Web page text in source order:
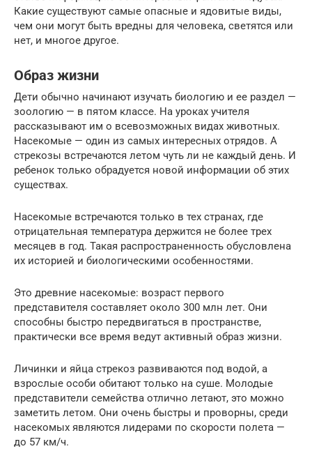
Какие существуют самые опасные и ядовитые виды,
чем они могут быть вредны для человека, светятся или
нет, и многое другое.
Образ жизни
Дети обычно начинают изучать биологию и ее раздел —
зоологию — в пятом классе. На уроках учителя
рассказывают им о всевозможных видах животных.
Насекомые — один из самых интересных отрядов. А
стрекозы встречаются летом чуть ли не каждый день. И
ребенок только обрадуется новой информации об этих
существах.
Насекомые встречаются только в тех странах, где
отрицательная температура держится не более трех
месяцев в год. Такая распространенность обусловлена
их историей и биологическими особенностями.
Это древние насекомые: возраст первого
представителя составляет около 300 млн лет. Они
способны быстро передвигаться в пространстве,
практически все время ведут активный образ жизни.
Личинки и яйца стрекоз развиваются под водой, а
взрослые особи обитают только на суше. Молодые
представители семейства отлично летают, это можно
заметить летом. Они очень быстры и проворны, среди
насекомых являются лидерами по скорости полета —
до 57 км/ч.